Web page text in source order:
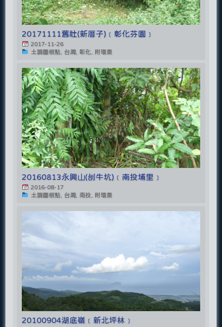
20171111舊社(新厝子)﹝彰化芬園﹞
2017-11-26
土調圖根點, 台灣, 彰化, 附環景
20160813永興山(刣牛坑)﹝南投埔里﹞
2016-08-17
土調圖根點, 台灣, 南投, 附環景
20100904湖底嶺﹝新北坪林﹞